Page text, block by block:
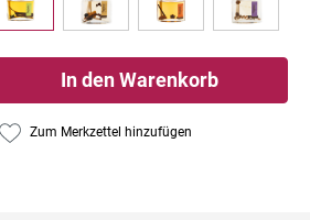
In den Warenkorb
Zum Merkzettel hinzufügen